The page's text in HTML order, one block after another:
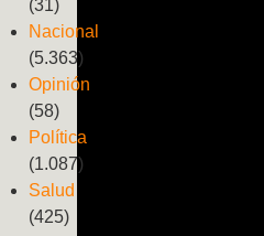
(31)
Nacional
(5.363)
Opinión
(58)
Política
(1.087)
Salud
(425)